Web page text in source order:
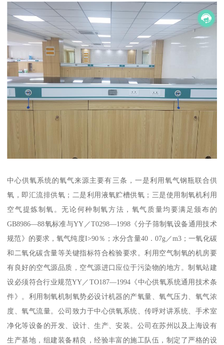
中心供氧系统的氧气来源主要有三条，一是利用氧气钢瓶联合供
氧，即汇流排供氧；二是利用液氧贮槽供氧；三是使用制氧机利用
空气提炼制氧。无论何种制氧方法，氧气质量均要满足颁布的
GB8986—88氧标准与YY／T0298—1998《分子筛制氧设备通用技术
规范》的要求，氧气纯度I>90％；水分含量40．07g／m3；一氧化碳
和二氧化碳含量等关键指标符合检验要求。利用空气制氧的机房要
有良好的空气源品质，空气源进口应位于污染物的地方。制氧站建
设必须符合行业规范YY／TO187—1994《中心供氧系统通用技术条
件》。利用制氧机制氧势必设计机器的产氧量、氧气压力、氧气浓
度、氧气流量。公司致力于中心供氧系统、传呼对讲系统、手术室
净化等设备的开发、设计、生产、安装。公司在苏州以及上海设有
生产基地，组建装备精良，经验丰富的施工队伍，制定了严格的设